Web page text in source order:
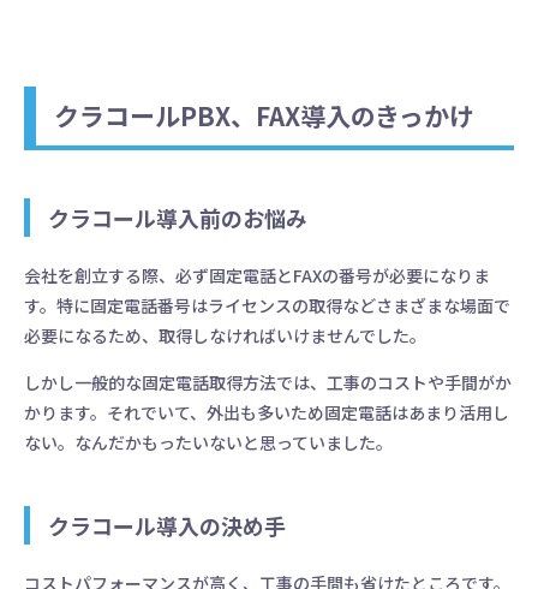
クラコールPBX、FAX導入のきっかけ
クラコール導入前のお悩み
会社を創立する際、必ず固定電話とFAXの番号が必要になりま
す。特に固定電話番号はライセンスの取得などさまざまな場面で
必要になるため、取得しなければいけませんでした。
しかし一般的な固定電話取得方法では、工事のコストや手間がか
かります。それでいて、外出も多いため固定電話はあまり活用し
ない。なんだかもったいないと思っていました。
クラコール導入の決め手
コストパフォーマンスが高く、工事の手間も省けたところです。